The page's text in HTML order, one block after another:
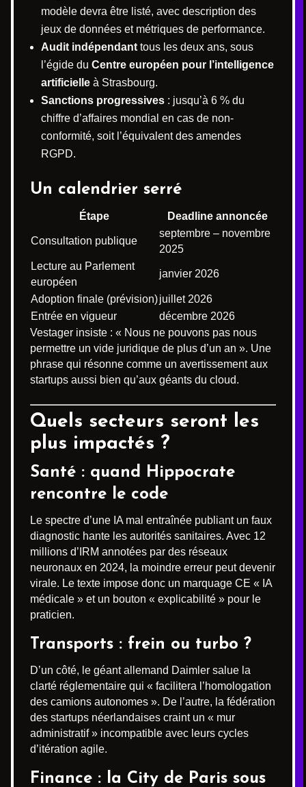
modèle devra être listé, avec description des
jeux de données et métriques de performance.
Audit indépendant tous les deux ans, sous
l’égide du Centre européen pour l’intelligence
artificielle à Strasbourg.
Sanctions progressives : jusqu’à 6 % du
chiffre d’affaires mondial en cas de non-
conformité, soit l’équivalent des amendes
RGPD.
Un calendrier serré
Étape Deadline annoncée
Consultation publique
septembre – novembre
2025
Lecture au Parlement
européen
janvier 2026
Adoption finale (prévision)juillet 2026
Entrée en vigueur
décembre 2026
Vestager insiste : « Nous ne pouvons pas nous
permettre un vide juridique de plus d’un an ». Une
phrase qui résonne comme un avertissement aux
startups aussi bien qu’aux géants du cloud.
Quels secteurs seront les
plus impactés ?
Santé : quand Hippocrate
rencontre le code
Le spectre d’une IA mal entraînée publiant un faux
diagnostic hante les autorités sanitaires. Avec 12
millions d’IRM annotées par des réseaux
neuronaux en 2024, la moindre erreur peut devenir
virale. Le texte impose donc un marquage CE « IA
médicale » et un bouton « explicabilité » pour le
praticien.
Transports : frein ou turbo ?
D’un côté, le géant allemand Daimler salue la
clarté réglementaire qui « facilitera l’homologation
des camions autonomes ». De l’autre, la fédération
des startups néerlandaises craint un « mur
administratif » incompatible avec leurs cycles
d’itération agile.
Finance : la City de Paris sous